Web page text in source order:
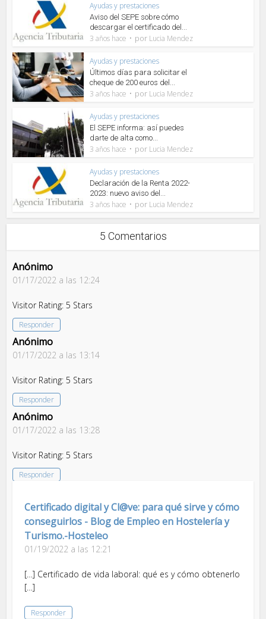
Ayudas y prestaciones
Aviso del SEPE sobre cómo
descargar el certificado del...
3 años hace por Lucia Mendez
Ayudas y prestaciones
Últimos días para solicitar el
cheque de 200 euros del...
3 años hace por Lucia Mendez
Ayudas y prestaciones
El SEPE informa: así puedes
darte de alta como...
3 años hace por Lucia Mendez
Ayudas y prestaciones
Declaración de la Renta 2022-
2023: nuevo aviso del...
3 años hace por Lucia Mendez
5 Comentarios
Anónimo
01/17/2022 a las 12:24
Visitor Rating: 5 Stars
Responder
Anónimo
01/17/2022 a las 13:14
Visitor Rating: 5 Stars
Responder
Anónimo
01/17/2022 a las 13:28
Visitor Rating: 5 Stars
Responder
Certificado digital y Cl@ve: para qué sirve y cómo
conseguirlos - Blog de Empleo en Hostelería y
Turismo.-Hosteleo
01/19/2022 a las 12:21
[…] Certificado de vida laboral: qué es y cómo obtenerlo
[…]
Responder